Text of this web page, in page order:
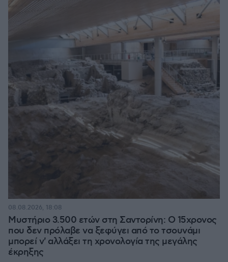
Μυστήριο 3.500 ετών στη Σαντορίνη: Ο 15χρονος
που δεν πρόλαβε να ξεφύγει από το τσουνάμι
μπορεί ν' αλλάξει τη χρονολογία της μεγάλης
έκρηξης
08.08.2026, 18:08